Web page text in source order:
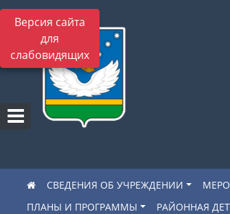
Версия сайта
для
слабовидящих
СВЕДЕНИЯ ОБ УЧРЕЖДЕНИИ
ПЛАНЫ И ПРОГРАММЫ
РАЙОННАЯ